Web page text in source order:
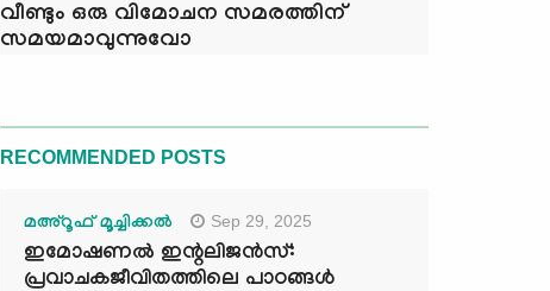
വീണ്ടും ഒരു വിമോചന സമരത്തിന്
സമയമാവുന്നുവോ
RECOMMENDED POSTS
മഅ്റൂഫ് മൂച്ചിക്കല്‍ Sep 29, 2025
ഇമോഷണൽ ഇന്റലിജൻസ്:
പ്രവാചകജീവിതത്തിലെ പാഠങ്ങൾ